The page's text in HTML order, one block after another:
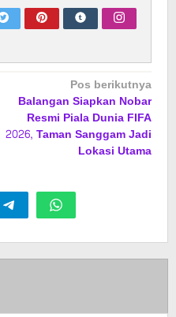
Pos berikutnya
Balangan Siapkan Nobar
Resmi Piala Dunia FIFA
2026, Taman Sanggam Jadi
Lokasi Utama